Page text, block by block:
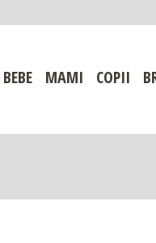
BEBE MAMI COPII